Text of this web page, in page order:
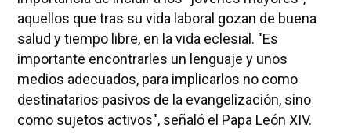
aquellos que tras su vida laboral gozan de buena
salud y tiempo libre, en la vida eclesial. "Es
importante encontrarles un lenguaje y unos
medios adecuados, para implicarlos no como
destinatarios pasivos de la evangelización, sino
como sujetos activos", señaló el Papa León XIV.